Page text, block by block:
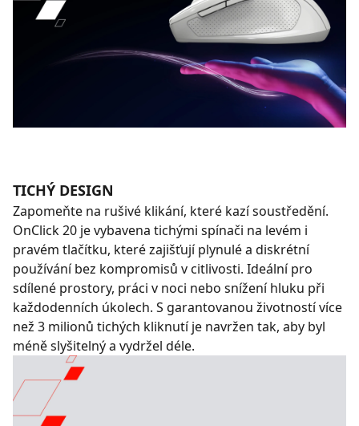
TICHÝ DESIGN
Zapomeňte na rušivé klikání, které kazí soustředění.
OnClick 20 je vybavena tichými spínači na levém i
pravém tlačítku, které zajišťují plynulé a diskrétní
používání bez kompromisů v citlivosti. Ideální pro
sdílené prostory, práci v noci nebo snížení hluku při
každodenních úkolech. S garantovanou životností více
než 3 milionů tichých kliknutí je navržen tak, aby byl
méně slyšitelný a vydržel déle.